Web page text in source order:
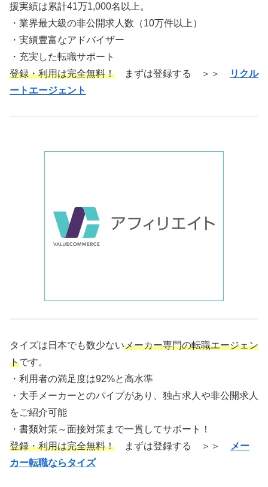
援実績は累計41万1,000名以上。
・業界最大級の非公開求人数（10万件以上）
・実績豊富なアドバイザー
・充実した転職サポート
登録・利用は完全無料！ まずは登録する ＞＞
リクル
ートエージェント
タイズは日本でも数少ないメーカー専門の転職エージェン
トです。
・利用者の満足度は92%と高水準
・大手メーカーとのパイプがあり、独占求人や非公開求人
をご紹介可能
・書類対策～面接対策まで一貫してサポート！
登録・利用は完全無料！ まずは登録する ＞＞
メー
カー転職ならタイズ